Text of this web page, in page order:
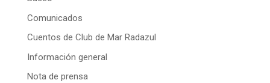
Comunicados
Cuentos de Club de Mar Radazul
Información general
Nota de prensa